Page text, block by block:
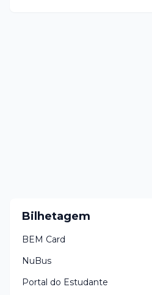
Bilhetagem
BEM Card
NuBus
Portal do Estudante